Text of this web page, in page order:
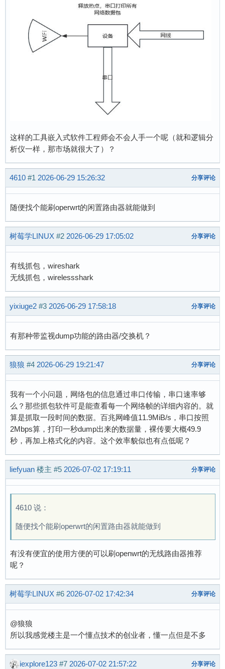
这样的工具嵌入式软件工程师会不会人手一个呢（就和逻辑分
析仪一样，那市场就很大了）？
4610 #1 2026-06-29 15:26:32 分享评论
随便找个能刷operwrt的闲置路由器就能做到
树莓学LINUX #2 2026-06-29 17:05:02 分享评论
有线抓包，wireshark
无线抓包，wirelessshark
yixiuge2 #3 2026-06-29 17:58:18 分享评论
有那种带监视dump功能的路由器/交换机？
狼狼 #4 2026-06-29 19:21:47 分享评论
我有一个小问题，网络包的信息通过串口传输，串口速率够
么？那些抓包软件可是能查看每一个网络帧的详细内容的。就
算是抓取一段时间的数据。百兆网峰值11.9MiB/s，串口按照
2Mbps算，打印一秒dump出来的数据量，裸传要大概49.9
秒，再加上格式化的内容。这个效率貌似也有点低呢？
liefyuan 楼主 #5 2026-07-02 17:19:11 分享评论
4610 说：
随便找个能刷operwrt的闲置路由器就能做到
有没有便宜的使用方便的可以刷openwrt的无线路由器推荐
呢？
树莓学LINUX #6 2026-07-02 17:42:34 分享评论
@狼狼
所以我感觉楼主是一个懂点技术的创业者，懂一点但是不多
iexplore123 #7 2026-07-02 21:57:22 分享评论